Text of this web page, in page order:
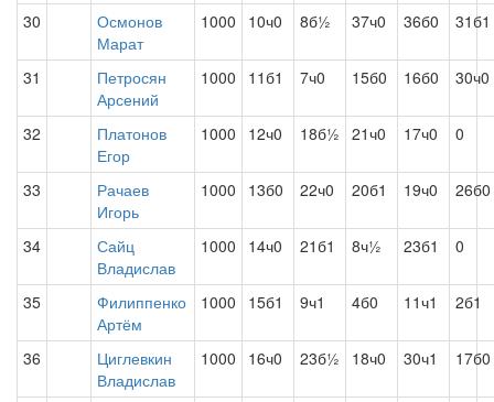
30
Осмонов
Марат
1000 10ч0 8б½ 37ч0 36б0 31б1
31
Петросян
Арсений
1000 11б1 7ч0 15б0 16б0 30ч0
32
Платонов
Егор
1000 12ч0 18б½ 21ч0 17ч0 0
33
Рачаев
Игорь
1000 13б0 22ч0 20б1 19ч0 26б0
34
Сайц
Владислав
1000 14ч0 21б1 8ч½ 23б1 0
35
Филиппенко
Артём
1000 15б1 9ч1 4б0 11ч1 2б1
36
Циглевкин
Владислав
1000 16ч0 23б½ 18ч0 30ч1 17б0